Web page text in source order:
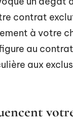
contrat
à votre
au
aux